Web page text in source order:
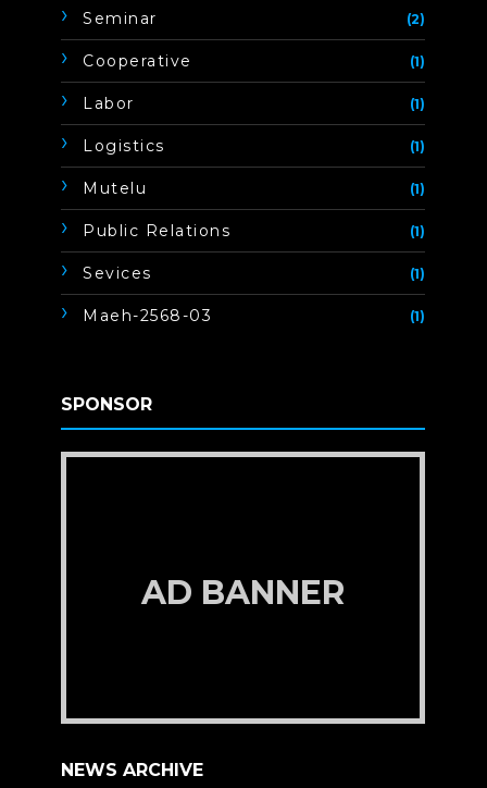
Seminar (2)
Cooperative (1)
Labor (1)
Logistics (1)
Mutelu (1)
Public Relations (1)
Sevices (1)
Maeh-2568-03 (1)
SPONSOR
AD BANNER
NEWS ARCHIVE